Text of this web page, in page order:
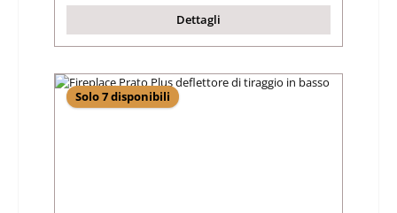
Dettagli
Solo 7 disponibili